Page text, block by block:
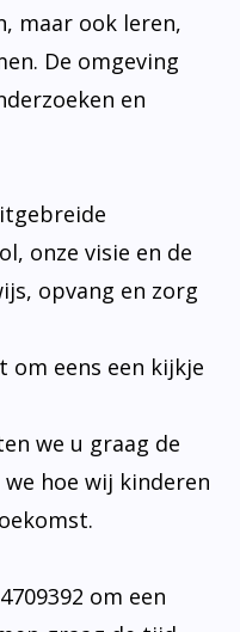
maar ook leren,
De omgeving
en
onze visie en de
opvang en zorg
om eens een kijkje
we u graag de
hoe wij kinderen
om een